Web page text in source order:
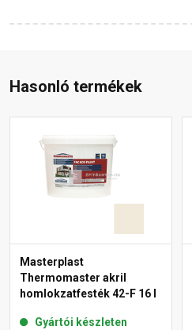
Hasonló termékek
Masterplast
Thermomaster akril
homlokzatfesték 42-F 16 l
Gyártói készleten